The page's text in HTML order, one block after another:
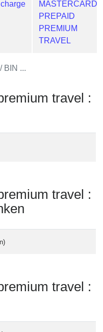
charge
MASTERCARD
PREPAID
PREMIUM
TRAVEL
BIN ...
travel :
travel :
travel :